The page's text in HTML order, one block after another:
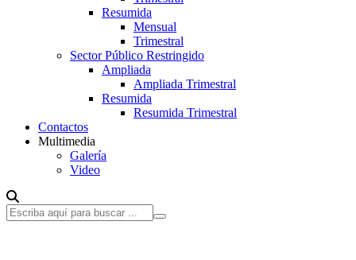
Resumida
Mensual
Trimestral
Sector Público Restringido
Ampliada
Ampliada Trimestral
Resumida
Resumida Trimestral
Contactos
Multimedia
Galería
Video